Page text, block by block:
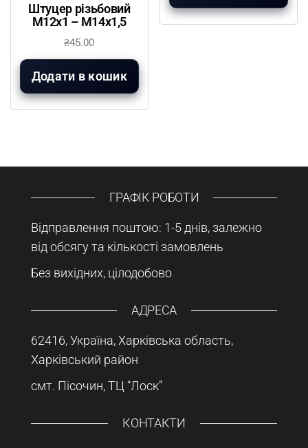
Штуцер різьбовий
М12х1 – М14х1,5
₴45.00
Додати в кошик
ГРАФІК РОБОТИ
Відправлення поштою: 1-5 днів, залежно
від обсягу та кількості замовлень
Без вихідних, цілодобово
АДРЕСА
62416, Україна, Харківська область,
Харківський район
смт. Пісочин, ТЦ “Лоск”
КОНТАКТИ